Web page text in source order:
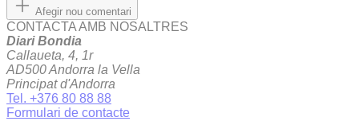
Afegir nou comentari
CONTACTA AMB NOSALTRES
Diari Bondia
Callaueta, 4, 1r
AD500 Andorra la Vella
Principat d'Andorra
Tel. +376 80 88 88
Formulari de contacte